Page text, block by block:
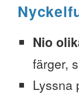
Nio
färger,
Lyssna